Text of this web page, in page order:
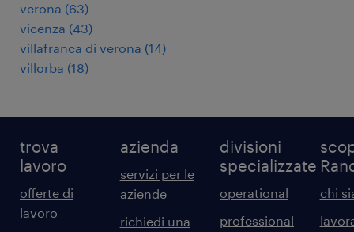
verona (63)
vicenza (43)
villafranca di verona (14)
villorba (18)
trova
lavoro
offerte di
lavoro
azienda
servizi per le
aziende
richiedi una
divisioni
specializzate
operational
professional
chi